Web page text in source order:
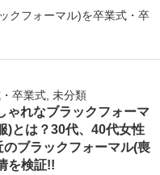
クフォーマル)を卒業式・卒
卒業式 ,未分類
ゃれなブラックフォーマ
)とは？30代、40代女性
のブラックフォーマル(喪
を検証!!